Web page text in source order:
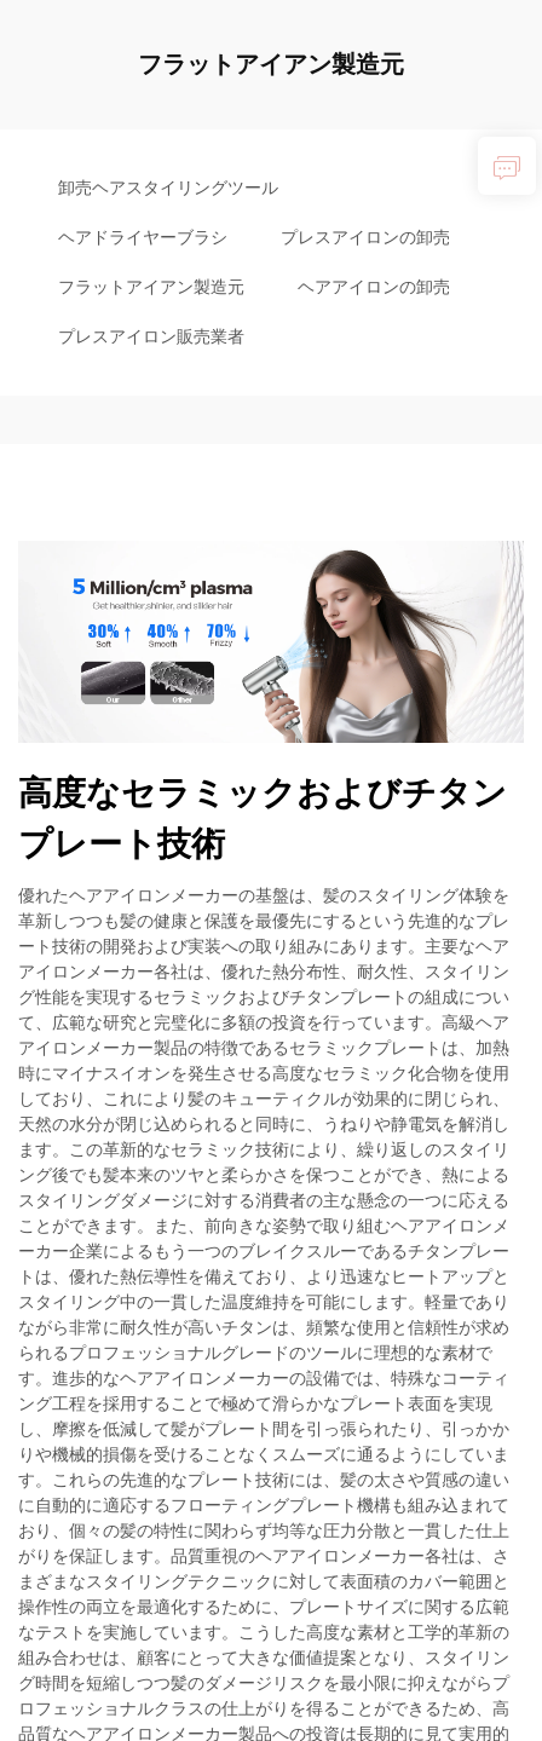
フラットアイアン製造元
卸売ヘアスタイリングツール
ヘアドライヤーブラシ プレスアイロンの卸売
フラットアイアン製造元 ヘアアイロンの卸売
プレスアイロン販売業者
高度なセラミックおよびチタン
プレート技術
優れたヘアアイロンメーカーの基盤は、髪のスタイリング体験を
革新しつつも髪の健康と保護を最優先にするという先進的なプレ
ート技術の開発および実装への取り組みにあります。主要なヘア
アイロンメーカー各社は、優れた熱分布性、耐久性、スタイリン
グ性能を実現するセラミックおよびチタンプレートの組成につい
て、広範な研究と完璧化に多額の投資を行っています。高級ヘア
アイロンメーカー製品の特徴であるセラミックプレートは、加熱
時にマイナスイオンを発生させる高度なセラミック化合物を使用
しており、これにより髪のキューティクルが効果的に閉じられ、
天然の水分が閉じ込められると同時に、うねりや静電気を解消し
ます。この革新的なセラミック技術により、繰り返しのスタイリ
ング後でも髪本来のツヤと柔らかさを保つことができ、熱による
スタイリングダメージに対する消費者の主な懸念の一つに応える
ことができます。また、前向きな姿勢で取り組むヘアアイロンメ
ーカー企業によるもう一つのブレイクスルーであるチタンプレー
トは、優れた熱伝導性を備えており、より迅速なヒートアップと
スタイリング中の一貫した温度維持を可能にします。軽量であり
ながら非常に耐久性が高いチタンは、頻繁な使用と信頼性が求め
られるプロフェッショナルグレードのツールに理想的な素材で
す。進歩的なヘアアイロンメーカーの設備では、特殊なコーティ
ング工程を採用することで極めて滑らかなプレート表面を実現
し、摩擦を低減して髪がプレート間を引っ張られたり、引っかか
りや機械的損傷を受けることなくスムーズに通るようにしていま
す。これらの先進的なプレート技術には、髪の太さや質感の違い
に自動的に適応するフローティングプレート機構も組み込まれて
おり、個々の髪の特性に関わらず均等な圧力分散と一貫した仕上
がりを保証します。品質重視のヘアアイロンメーカー各社は、さ
まざまなスタイリングテクニックに対して表面積のカバー範囲と
操作性の両立を最適化するために、プレートサイズに関する広範
なテストを実施しています。こうした高度な素材と工学的革新の
組み合わせは、顧客にとって大きな価値提案となり、スタイリン
グ時間を短縮しつつ髪のダメージリスクを最小限に抑えながらプ
ロフェッショナルクラスの仕上がりを得ることができるため、高
品質なヘアアイロンメーカー製品への投資は長期的に見て実用的